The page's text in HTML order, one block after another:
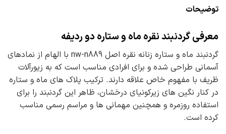
توضیحات
معرفی گردنبند نقره ماه و ستاره دو ردیفه
گردنبند ماه و ستاره زنانه نقره اصل nw-n889 با الهام از نمادهای
آسمانی طراحی شده و برای افرادی مناسب است که به زیورآلات
ظریف با مفهوم خاص علاقه دارند. ترکیب پلاک های ماه و ستاره
در کنار نگین های زیرکونیای درخشان، ظاهر این گردنبند را برای
استفاده روزمره و همچنین مهمانی ها و مراسم رسمی مناسب
کرده است.